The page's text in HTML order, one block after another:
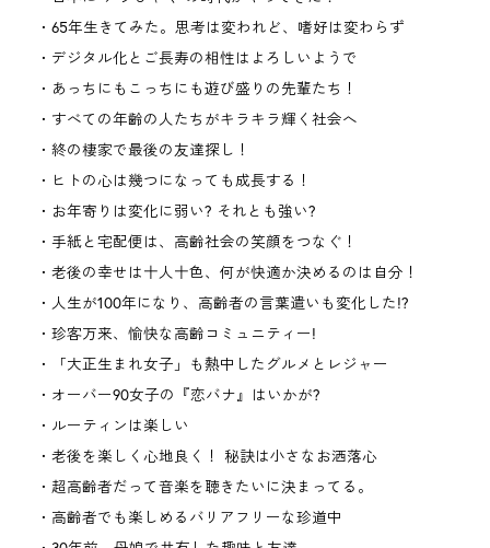
65年生きてみた。思考は変われど、嗜好は変わらず
デジタル化とご長寿の相性はよろしいようで
あっちにもこっちにも遊び盛りの先輩たち！
すべての年齢の人たちがキラキラ輝く社会へ
終の棲家で最後の友達探し！
ヒトの心は幾つになっても成長する！
お年寄りは変化に弱い? それとも強い?
手紙と宅配便は、高齢社会の笑顔をつなぐ！
老後の幸せは十人十色、何が快適か決めるのは自分！
人生が100年になり、高齢者の言葉遣いも変化した!?
珍客万来、愉快な高齢コミュニティー!
「大正生まれ女子」も熱中したグルメとレジャー
オーバー90女子の『恋バナ』はいかが?
ルーティンは楽しい
老後を楽しく心地良く！ 秘訣は小さなお洒落心
超高齢者だって音楽を聴きたいに決まってる。
高齢者でも楽しめるバリアフリーな珍道中